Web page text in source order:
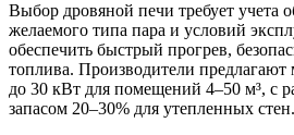
Выбор дровяной печи требует учета
желаемого типа пара и условий
обеспечить быстрый прогрев,
топлива. Производители
до 30 кВт для помещений 4–50 м³, с
запасом 20–30% для утепленных стен.